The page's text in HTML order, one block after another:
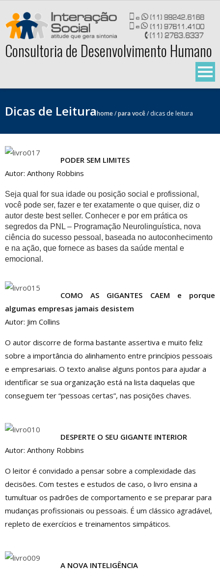
content
Consultoria de Desenvolvimento Humano
Dicas de Leiturahome/para você/dicas de leitura
PODER SEM LIMITES
Autor: Anthony Robbins
Seja qual for sua idade ou posição social e profissional,
você pode ser, fazer e ter exatamente o que quiser, diz o
autor deste best seller. Conhecer e por em prática os
segredos da PNL – Programação Neurolinguística, nova
ciência do sucesso pessoal, baseada no autoconhecimento
e na ação, que fornece as bases da saúde mental e
emocional.
COMO AS GIGANTES CAEM e porque
algumas empresas jamais desistem
Autor: Jim Collins
O autor discorre de forma bastante assertiva e muito feliz
sobre a importância do alinhamento entre princípios pessoais
e empresariais. O texto analise alguns pontos para ajudar a
identificar se sua organização está na lista daquelas que
conseguem ter “pessoas certas”, nas posições chaves.
DESPERTE O SEU GIGANTE INTERIOR
Autor: Anthony Robbins
O leitor é convidado a pensar sobre a complexidade das
decisões. Com testes e estudos de caso, o livro ensina a
tumultuar os padrões de comportamento e se preparar para
mudanças profissionais ou pessoais. É um clássico agradável,
repleto de exercícios e treinamentos simpáticos.
A NOVA INTELIGÊNCIA